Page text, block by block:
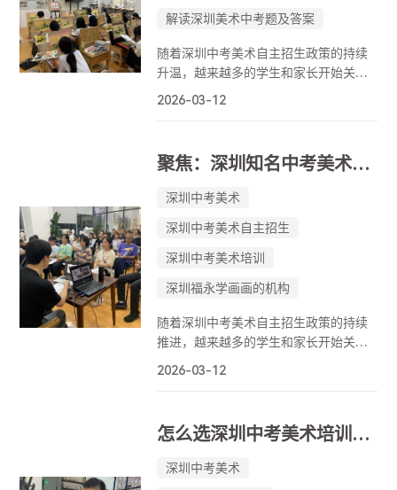
解读深圳美术中考题及答案
随着深圳中考美术自主招生政策的持续
升温，越来越多的学生和家长开始关注
专业的美术培训。面对市面上众多的画
更要有经得起检验的教学成果。在众多
选择中，美深画室凭借其多年的深耕与
量对象。
2026-03-12
聚焦：深圳知名中考美术培训机构推荐
深圳中考美术
深圳中考美术自主招生
深圳中考美术培训
深圳福永学画画的机构
随着深圳中考美术自主招生政策的持续
推进，越来越多的学生和家长开始关注
专业、高效的美术培训机构。美术中考
为重要。在深圳多家知名画室中，美深
画室凭借其多年专注中考美术培训的经
验，成为许多家庭的首选。
2026-03-12
怎么选深圳中考美术培训呢？从这几点筛选
深圳中考美术